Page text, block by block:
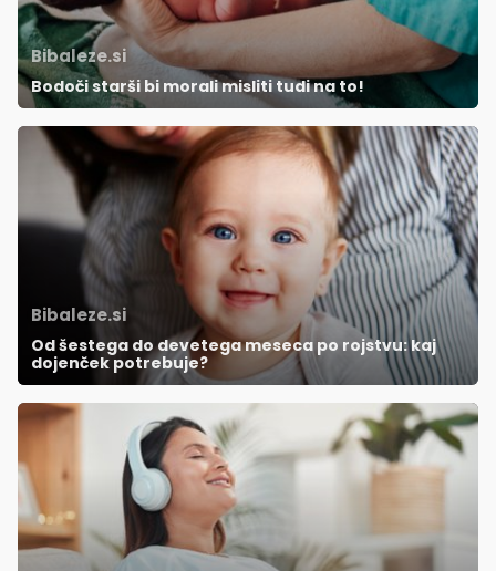
Bibaleze.si
Bodoči starši bi morali misliti tudi na to!
Bibaleze.si
Od šestega do devetega meseca po rojstvu: kaj
dojenček potrebuje?